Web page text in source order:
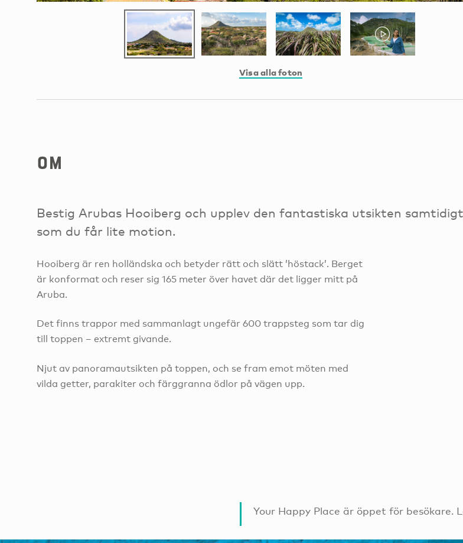
Visa alla foton
om
Bestig Arubas Hooiberg och upplev den fantastiska utsikten samtidigt
som du får lite motion.
Hooiberg är ren holländska och betyder rätt och slätt ’höstack’. Berget
är konformat och reser sig 165 meter över havet där det ligger mitt på
Aruba.
Det finns trappor med sammanlagt ungefär 600 trappsteg som tar dig
till toppen – extremt givande.
Njut av panoramautsikten på toppen, och se fram emot möten med
vilda getter, parakiter och färggranna ödlor på vägen upp.
Your Happy Place är öppet för besökare.